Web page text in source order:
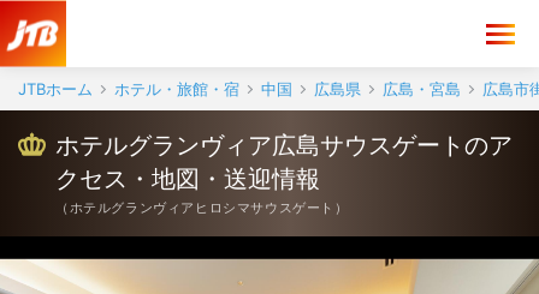
JTBホーム ホテル・旅館・宿 中国 広島県 広島・宮島 広島市
ホテルグランヴィア広島サウスゲートのア
クセス・地図・送迎情報
（ ホテルグランヴィアヒロシマサウスゲート ）